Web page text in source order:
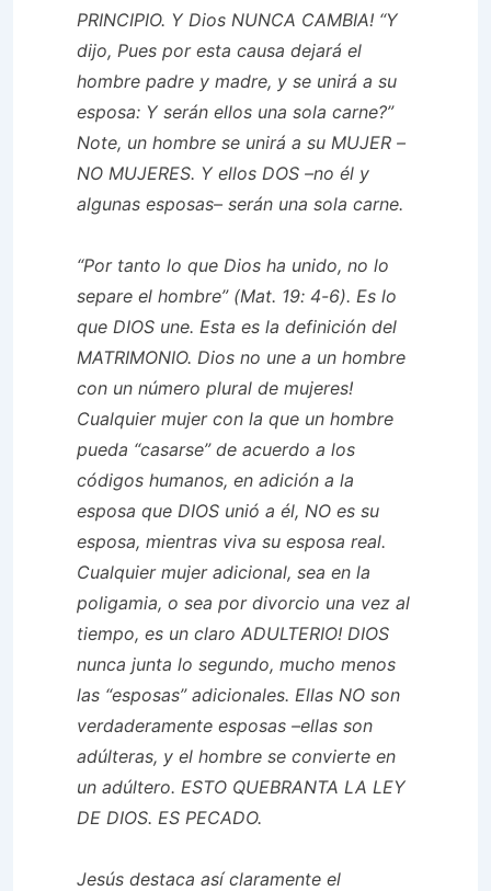
PRINCIPIO. Y Dios NUNCA CAMBIA! “Y
dijo, Pues por esta causa dejará el
hombre padre y madre, y se unirá a su
esposa: Y serán ellos una sola carne?”
Note, un hombre se unirá a su MUJER –
NO MUJERES. Y ellos DOS –no él y
algunas esposas– serán una sola carne.
“Por tanto lo que Dios ha unido, no lo
separe el hombre” (Mat. 19: 4-6). Es lo
que DIOS une. Esta es la definición del
MATRIMONIO. Dios no une a un hombre
con un número plural de mujeres!
Cualquier mujer con la que un hombre
pueda “casarse” de acuerdo a los
códigos humanos, en adición a la
esposa que DIOS unió a él, NO es su
esposa, mientras viva su esposa real.
Cualquier mujer adicional, sea en la
poligamia, o sea por divorcio una vez al
tiempo, es un claro ADULTERIO! DIOS
nunca junta lo segundo, mucho menos
las “esposas” adicionales. Ellas NO son
verdaderamente esposas –ellas son
adúlteras, y el hombre se convierte en
un adúltero. ESTO QUEBRANTA LA LEY
DE DIOS. ES PECADO.
Jesús destaca así claramente el